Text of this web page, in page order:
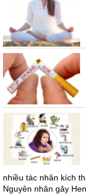
nhiều tác nhân kích
Nguyên nhân gây